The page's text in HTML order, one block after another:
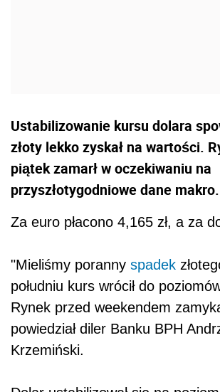
Ustabilizowanie kursu dolara
złoty lekko zyskał na wartości.
piątek zamarł w oczekiwaniu na
przyszłotygodniowe dane makro.
Za euro płacono 4,165 zł, a za
"Mieliśmy poranny spadek
południu kurs wrócił do
Rynek przed weekendem
powiedział diler Banku BPH
Krzemiński.